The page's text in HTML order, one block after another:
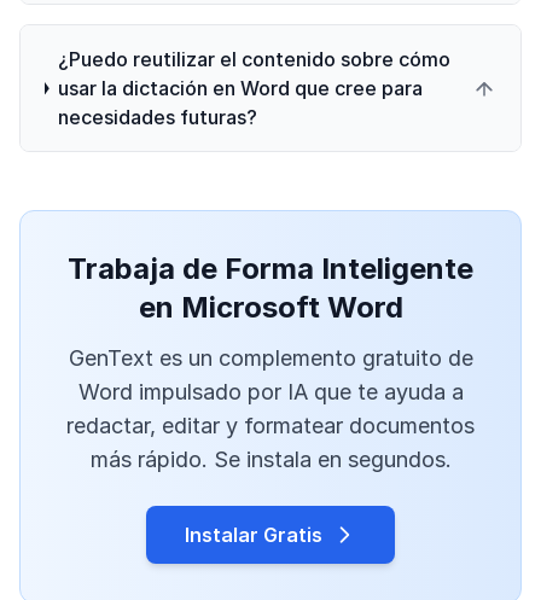
¿Puedo reutilizar el contenido sobre cómo
usar la dictación en Word que cree para
necesidades futuras?
Trabaja de Forma Inteligente
en Microsoft Word
GenText es un complemento gratuito de
Word impulsado por IA que te ayuda a
redactar, editar y formatear documentos
más rápido. Se instala en segundos.
Instalar Gratis